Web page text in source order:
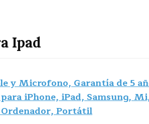
Ipad
y Microfono, Garantía de 5
iPhone, iPad, Samsung,
Portátil